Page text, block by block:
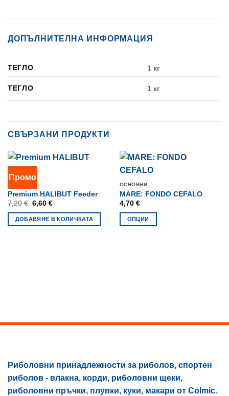
ДОПЪЛНИТЕЛНА ИНФОРМАЦИЯ
ТЕГЛО 1 кг
ТЕГЛО 1 кг
СВЪРЗАНИ ПРОДУКТИ
Промо
Premium HALIBUT Feeder
7,20€ Original
was:
7,20 €.
6,60 €Текущата
е:
6,60 €.
ДОБАВЯНЕ В КОЛИЧКАТА
ОСНОВНИ
MARE: FONDO CEFALO
4,70 €
ОПЦИИ
Риболовни принадлежности за риболов, спортен
риболов - влакна, корди, риболовни щеки,
риболовни пръчки, плувки, куки, макари от Colmic.